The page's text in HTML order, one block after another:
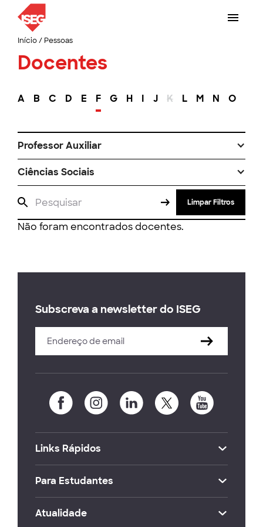
Início/ Pessoas
Docentes
A B C D E F G H I J K L M N O
Professor Auxiliar
Ciências Sociais
Limpar Filtros
Não foram encontrados docentes.
Subscreva a newsletter do ISEG
Links Rápidos
Para Estudantes
Atualidade